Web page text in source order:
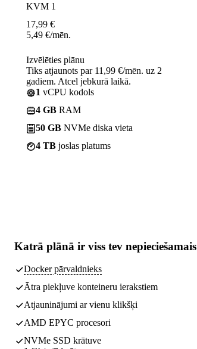
KVM 1
17,99 €
5,49 €/mēn.
Izvēlēties plānu
Tiks atjaunots par 11,99 €/mēn. uz 2
gadiem. Atcel jebkurā laikā.
1 vCPU kodols
4 GB RAM
50 GB NVMe diska vieta
4 TB joslas platums
Katrā plānā ir viss tev nepieciešamais
Docker pārvaldnieks
Ātra piekļuve konteineru ierakstiem
Atjauninājumi ar vienu klikšķi
AMD EPYC procesori
NVMe SSD krātuve